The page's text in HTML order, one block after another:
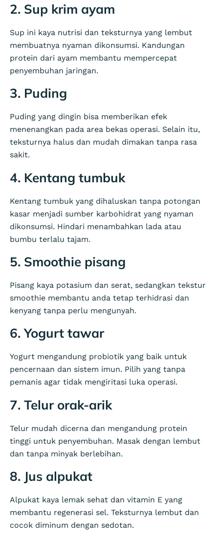
2. Sup krim ayam
Sup ini kaya nutrisi dan teksturnya yang lembut
membuatnya nyaman dikonsumsi. Kandungan
protein dari ayam membantu mempercepat
penyembuhan jaringan.
3. Puding
Puding yang dingin bisa memberikan efek
menenangkan pada area bekas operasi. Selain itu,
teksturnya halus dan mudah dimakan tanpa rasa
sakit.
4. Kentang tumbuk
Kentang tumbuk yang dihaluskan tanpa potongan
kasar menjadi sumber karbohidrat yang nyaman
dikonsumsi. Hindari menambahkan lada atau
bumbu terlalu tajam.
5. Smoothie pisang
Pisang kaya potasium dan serat, sedangkan tekstur
smoothie membantu anda tetap terhidrasi dan
kenyang tanpa perlu mengunyah.
6. Yogurt tawar
Yogurt mengandung probiotik yang baik untuk
pencernaan dan sistem imun. Pilih yang tanpa
pemanis agar tidak mengiritasi luka operasi.
7. Telur orak-arik
Telur mudah dicerna dan mengandung protein
tinggi untuk penyembuhan. Masak dengan lembut
dan tanpa minyak berlebihan.
8. Jus alpukat
Alpukat kaya lemak sehat dan vitamin E yang
membantu regenerasi sel. Teksturnya lembut dan
cocok diminum dengan sedotan.